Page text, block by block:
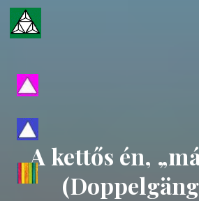
Skip
content
A kettős én,